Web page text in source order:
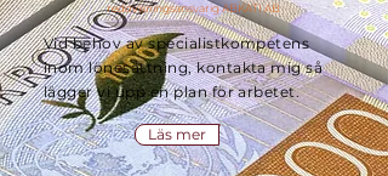
redovisningsansvarig ABKATI AB
Vid behov av specialistkompetens
inom lönesättning, kontakta mig så
lägger vi upp en plan för arbetet.
Läs mer